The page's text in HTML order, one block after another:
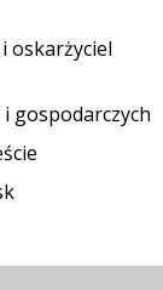
oskarżyciel
gospodarczych